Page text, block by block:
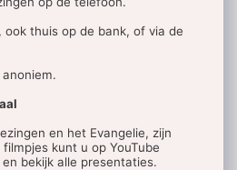
ook thuis op de bank, of via de
en het Evangelie, zijn
kunt u op YouTube
en bekijk alle presentaties.